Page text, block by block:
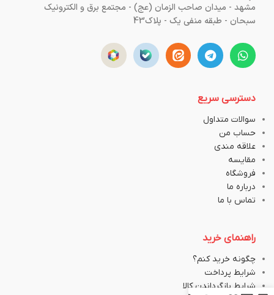
مشهد - میدان صاحب الزمان (عج) - مجتمع برق و الکترونیک
سبحان - طبقه منفی یک - پلاک43
دسترسی سریع
سوالات متداول
حساب من
علاقه مندی
مقایسه
فروشگاه
درباره ما
تماس با ما
راهنمای خرید
چگونه خرید کنم؟
شرایط پرداخت
شرایط بازگرداندن کالا